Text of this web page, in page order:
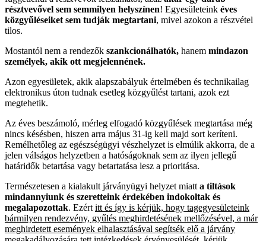
résztvevővel sem semmilyen helyszínen! Egyesületeink éves
közgyűléseiket sem tudják megtartani, mivel azokon a részvétel
tilos.
Mostantól nem a rendezők szankcionálhatók, hanem mindazon
személyek, akik ott megjelennének.
Azon egyesületek, akik alapszabályuk értelmében és technikailag
elektronikus úton tudnak esetleg közgyűlést tartani, azok ezt
megtehetik.
Az éves beszámoló, mérleg elfogadó közgyűlések megtartása még
nincs késésben, hiszen arra május 31-ig kell majd sort keríteni.
Remélhetőleg az egészségügyi vészhelyzet is elmúlik akkorra, de a
jelen válságos helyzetben a hatóságoknak sem az ilyen jellegű
határidők betartása vagy betartatása lesz a prioritása.
Természetesen a kialakult járványügyi helyzet miatt a tiltások
mindannyiunk és szeretteink érdekében indokoltak és
megalapozottak. Ezért itt és így is kérjük, hogy tagegyesületeink
bármilyen rendezvény, gyűlés meghirdetésének mellőzésével, a már
meghirdetett események elhalasztásával segítsék elő a járvány